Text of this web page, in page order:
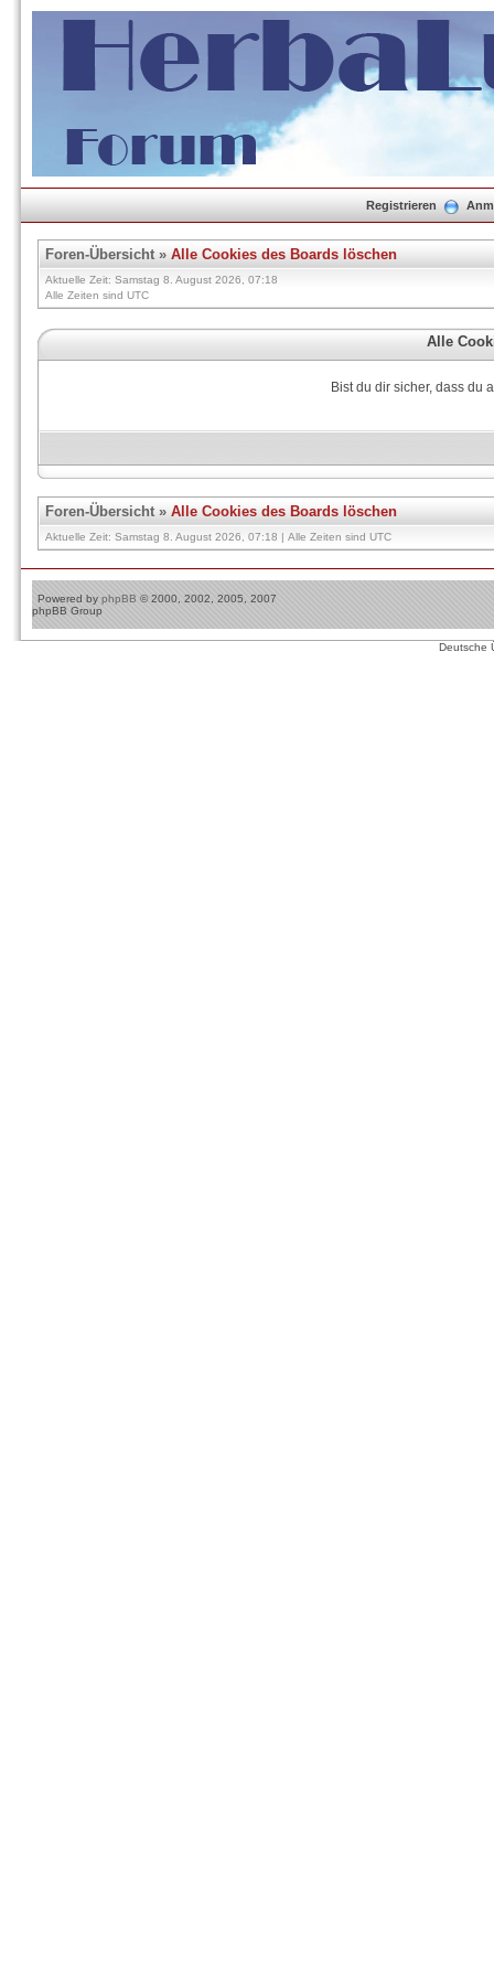
Registrieren
Foren-Übersicht» Alle Cookies des Boards löschen
Aktuelle Zeit: Samstag 8. August 2026, 07:18
Alle Zeiten sind UTC
Alle
Bist du dir sicher, dass du
Foren-Übersicht» Alle Cookies des Boards löschen
Aktuelle Zeit: Samstag 8. August 2026, 07:18 | Alle Zeiten sind UTC
Powered by phpBB © 2000, 2002, 2005, 2007
phpBB Group
Deutsche